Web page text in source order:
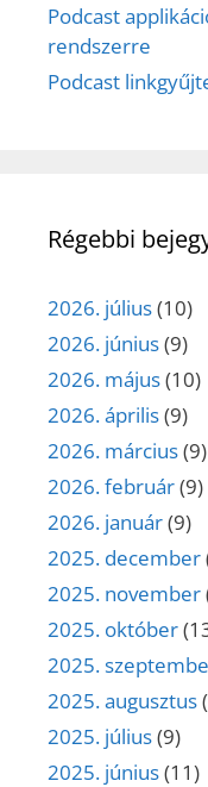
Podcast
rendszerre
Podcast
Régebbi
2026. július(10)
2026. június(9)
2026. május(10)
2026. április(9)
2026. március(9)
2026. február(9)
2026. január(9)
2025. december
2025. november
2025. október
2025.
2025. augusztus
2025. július(9)
2025. június(11)